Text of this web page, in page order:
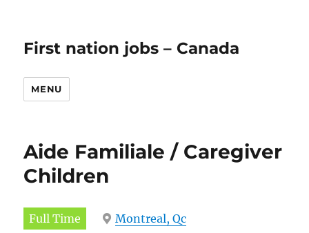
First nation jobs – Canada
MENU
Aide Familiale / Caregiver
Children
Full Time
Montreal, Qc